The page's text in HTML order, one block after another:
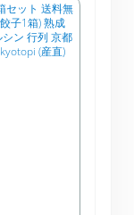
セット 送料無
子1箱) 熟成
ン 行列 京都
(産直)